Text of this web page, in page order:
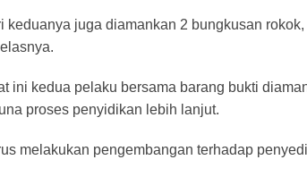
keduanya juga diamankan 2 bungkusan
ini kedua pelaku bersama barang bukti
proses penyidikan lebih lanjut.
melakukan pengembangan terhadap